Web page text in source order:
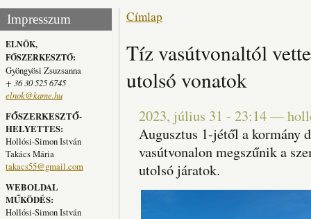
Impresszum
ELNÖK,
FŐSZERKESZTŐ:
Gyöngyösi Zsuzsanna
+ 36 30 525 6745
elnok@kame.hu
FŐSZERKESZTŐ-
HELYETTES:
Hollósi-Simon István
Takács Mária
takacs55@gmail.com
WEBOLDAL
MŰKÖDÉS:
Hollósi-Simon István
Jelenlegi hely
Címlap
Tíz vasútvonaltól
utolsó vonatok
2023, július 31 - 23:14—
Augusztus 1-jétől a kormány
vasútvonalon megszűnik a
utolsó járatok.